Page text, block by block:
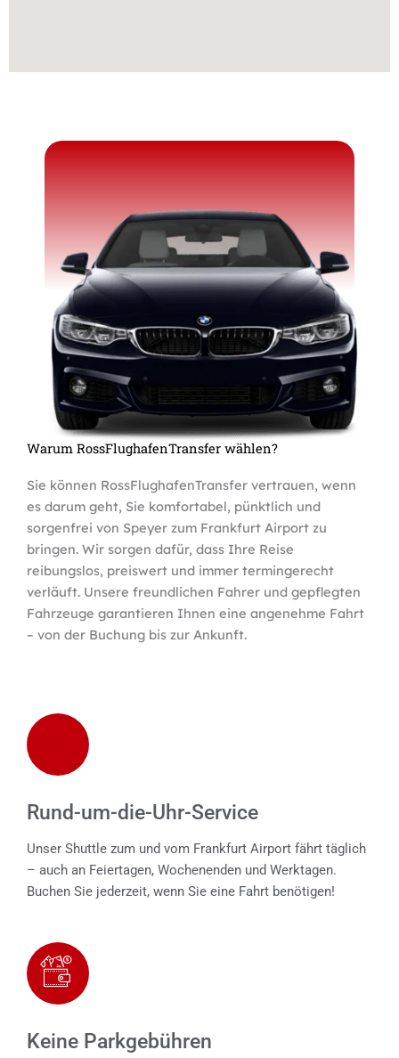
Warum RossFlughafenTransfer wählen?
Sie können RossFlughafenTransfer vertrauen, wenn
es darum geht, Sie komfortabel, pünktlich und
sorgenfrei von Speyer zum Frankfurt Airport zu
bringen. Wir sorgen dafür, dass Ihre Reise
reibungslos, preiswert und immer termingerecht
verläuft. Unsere freundlichen Fahrer und gepflegten
Fahrzeuge garantieren Ihnen eine angenehme Fahrt
– von der Buchung bis zur Ankunft.
Rund-um-die-Uhr-Service
Unser Shuttle zum und vom Frankfurt Airport fährt täglich
– auch an Feiertagen, Wochenenden und Werktagen.
Buchen Sie jederzeit, wenn Sie eine Fahrt benötigen!
Keine Parkgebühren